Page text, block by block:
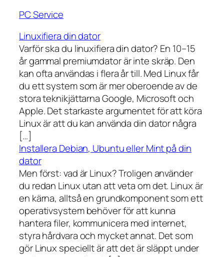
PC Service
Linuxifiera din dator
Varför ska du linuxifiera din dator? En 10–15
år gammal premiumdator är inte skräp. Den
kan ofta användas i flera år till. Med Linux får
du ett system som är mer oberoende av de
stora teknikjättarna Google, Microsoft och
Apple. Det starkaste argumentet för att köra
Linux är att du kan använda din dator några
[…]
Installera Debian, Ubuntu eller Mint på din
dator
Men först: vad är Linux? Troligen använder
du redan Linux utan att veta om det. Linux är
en kärna, alltså en grundkomponent som ett
operativsystem behöver för att kunna
hantera filer, kommunicera med internet,
styra hårdvara och mycket annat. Det som
gör Linux speciellt är att det är släppt under